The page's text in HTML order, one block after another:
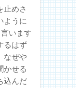
止めさ
ように
います
るはず
なぜや
かせる
込んだ